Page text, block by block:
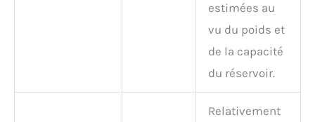
estimées au
vu du poids et
de la capacité
du réservoir.
Relativement